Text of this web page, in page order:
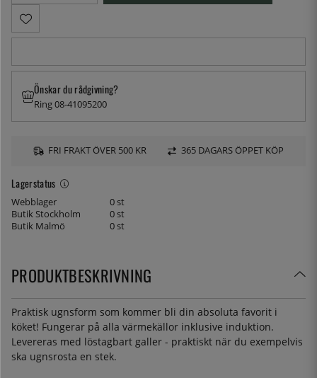
Lagerstatus
Webblager
0 st
Butik Stockholm
0 st
Butik Malmö
0 st
Önskar du rådgivning?
Ring 08-41095200
FRI FRAKT ÖVER 500 KR 365 DAGARS ÖPPET KÖP
PRODUKTBESKRIVNING
Praktisk ugnsform som kommer bli din absoluta favorit i
köket! Fungerar på alla värmekällor inklusive induktion.
Levereras med löstagbart galler - praktiskt när du exempelvis
ska ugnsrosta en stek.